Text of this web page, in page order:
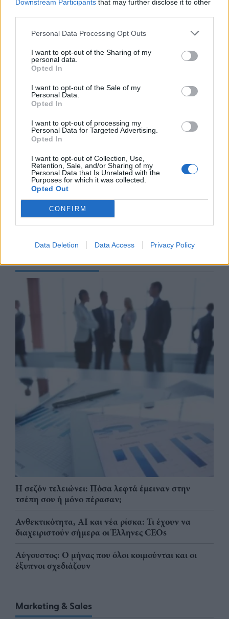
Downstream Participants that may further disclose it to other
Personal Data Processing Opt Outs
I want to opt-out of the Sharing of my
personal data.
Opted In
I want to opt-out of the Sale of my
Personal Data.
Opted In
I want to opt-out of processing my
Personal Data for Targeted Advertising.
Opted In
I want to opt-out of Collection, Use,
Retention, Sale, and/or Sharing of my
Personal Data that Is Unrelated with the
Purposes for which it was collected.
Opted Out
CONFIRM
Data Deletion Data Access Privacy Policy
06/08/26|18:31
Σαμοθράκη: Σε λειτουργία η
πλατφόρμα myBusinessSupport
για το ειδικό πρόγραμμα στήριξης
την απόκτηση πλειοψηφικού
ποσοστού στη Multiverse
ΕΥΑΘ: Αποκτά νέες
αρμοδιότητες και επεκτείνεται
06/08/26
Business Know-how
Η σεζόν τελειώνει: Πόσα λεφτά έμειναν στην
τσέπη σου ή μόνο πέρασαν;
Ανθεκτικότητα, AI και νέα ρίσκα: Τι έχουν να
διαχειριστούν σήμερα οι Έλληνες CEOs
Αύγουστος: Ο μήνας που όλοι κοιμούνται και οι
έξυπνοι σχεδιάζουν
Marketing & Sales